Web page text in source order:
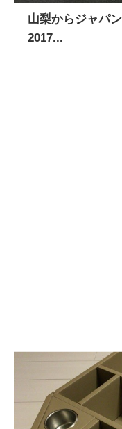
山梨からジャパ
2017...